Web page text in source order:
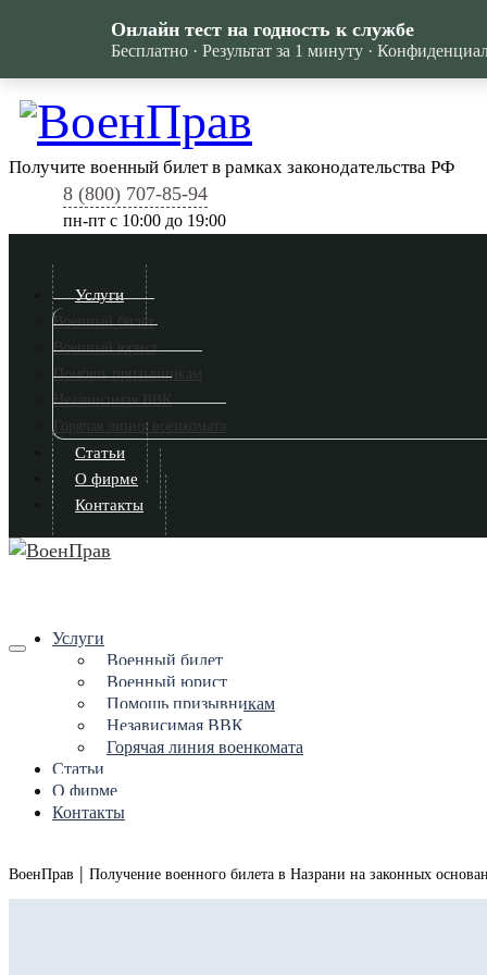
Получите военный билет в рамках законодательства РФ
8 (800) 707-85-94
пн-пт c 10:00 до 19:00
Услуги
Военный билет
Военный юрист
Помощь призывникам
Независимая ВВК
Горячая линия военкомата
Статьи
О фирме
Контакты
Услуги
Военный билет
Военный юрист
Помощь призывникам
Независимая ВВК
Горячая линия военкомата
Статьи
О фирме
Контакты
ВоенПрав | Получение военного билета в Назрани на законных
Онлайн тест на годность к службе
Бесплатно · Результат за 1 минуту ·